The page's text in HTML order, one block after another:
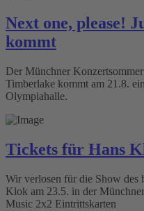
Next one, please!
kommt
Der Münchner
Timberlake kommt am 21.8.
Olympiahalle.
Tickets für Hans
Wir verlosen für die Show des
Klok am 23.5. in der
Music 2x2 Eintrittskarten